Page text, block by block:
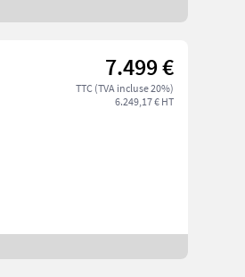
7.499 €
TTC (TVA incluse 20%)
6.249,17 € HT